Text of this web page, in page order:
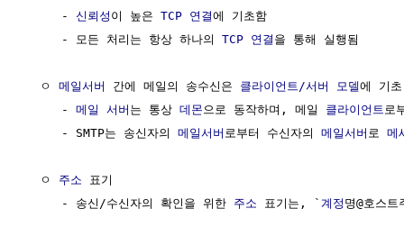
     -
신뢰성 이 높은 TCP 연결에 기초함
     - 모든 처리는 항상 하나의
TCP 연결 을 통해 실행됨
  ㅇ
메일서버 간에 메일의 송수신은 클라이언트/서버 모델에 기초
     -
메일 서버 는 통상 데몬 으로 동작하며, 메일 클라이언트 로
     - SMTP는 송신자의
메일서버 로부터 수신자의 메일서버 로 메
  ㅇ
주소 표기
     - 송신/수신자의 확인을 위한
주소 표기는, ` 계정 명@호스